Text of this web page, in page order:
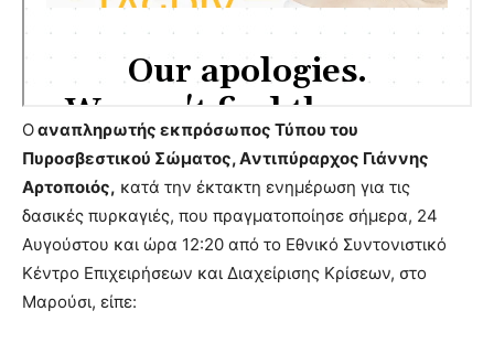
Οαναπληρωτής εκπρόσωπος Τύπου του
Πυροσβεστικού Σώματος, Aντιπύραρχος Γιάννης
Αρτοποιός, κατά την έκτακτη ενημέρωση για τις
δασικές πυρκαγιές, που πραγματοποίησε σήμερα, 24
Αυγούστου και ώρα 12:20 από το Εθνικό Συντονιστικό
Κέντρο Επιχειρήσεων και Διαχείρισης Κρίσεων, στο
Μαρούσι, είπε: